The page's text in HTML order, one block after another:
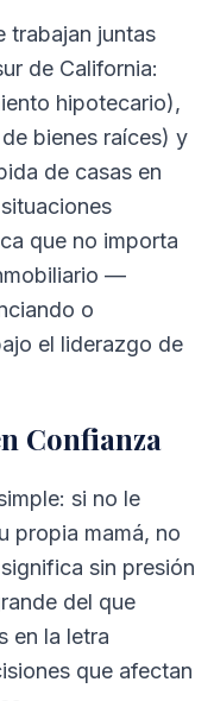
trabajan juntas
de California:
hipotecario),
bienes raíces) y
de casas en
que no importa
—
o
el liderazgo de
Confianza
si no le
propia mamá, no
sin presión
del que
en la letra
que afectan